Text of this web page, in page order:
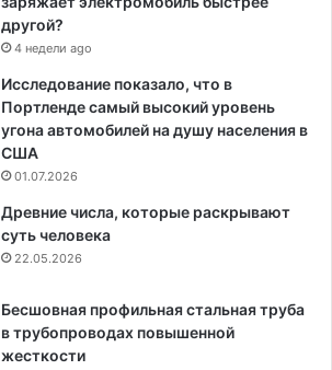
другой?
4 недели ago
Исследование показало, что в
Портленде самый высокий уровень
угона автомобилей на душу населения в
США
01.07.2026
Древние числа, которые раскрывают
суть человека
22.05.2026
Бесшовная профильная стальная труба
в трубопроводах повышенной
жесткости